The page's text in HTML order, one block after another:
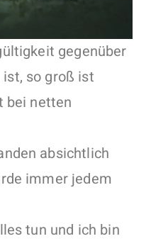
gegenüber
so groß ist
bei netten
absichtlich
immer jedem
tun und ich bin